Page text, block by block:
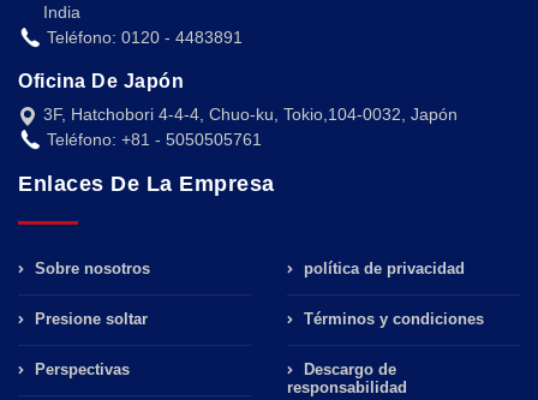
India
Teléfono: 0120 - 4483891
Oficina De Japón
3F, Hatchobori 4-4-4, Chuo-ku, Tokio,104-0032, Japón
Teléfono: +81 - 5050505761
Enlaces De La Empresa
Sobre nosotros
Presione soltar
Perspectivas
política de privacidad
Términos y condiciones
Descargo de
responsabilidad